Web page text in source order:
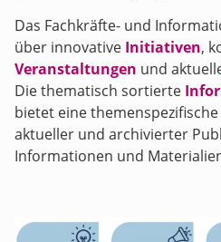
Das Fachkräfte- und
über innovative Initiativen,
Veranstaltungen und
Die thematisch sortierte
bietet eine
aktueller und archivierter
Informationen und